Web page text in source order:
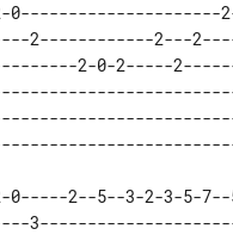
0---------------------
2------------2---
2-0-2-----
2--5--3-2-3-5-